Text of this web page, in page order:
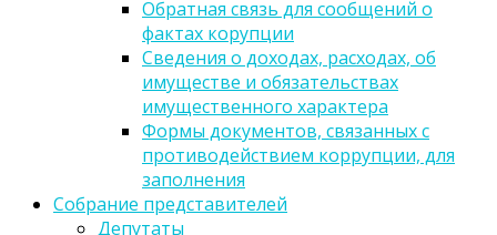
Обратная связь для сообщений о
фактах корупции
Сведения о доходах, расходах, об
имуществе и обязательствах
имущественного характера
Формы документов, связанных с
противодействием коррупции, для
заполнения
Собрание представителей
Депутаты